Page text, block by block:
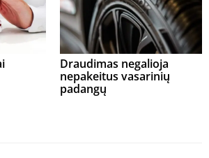
Draudimas negalioja
nepakeitus vasarinių
padangų